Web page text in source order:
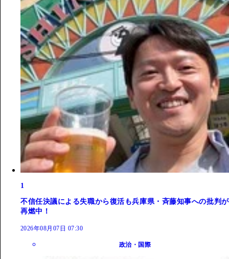
1
不信任決議による失職から復活も兵庫県・斉藤知事への批判が
再燃中！
2026年08月07日 07:30
政治・国際